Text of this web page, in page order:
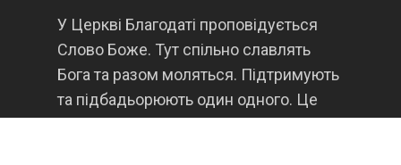
У Церкві Благодаті проповідується
Слово Боже. Тут спільно славлять
Бога та разом моляться. Підтримують
та підбадьорюють один одного. Це